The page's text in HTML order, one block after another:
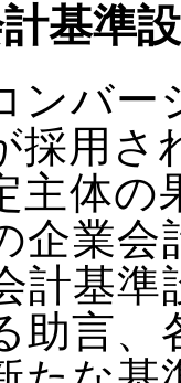
基準
ンバー
採用
主体
企業
計基
助言、